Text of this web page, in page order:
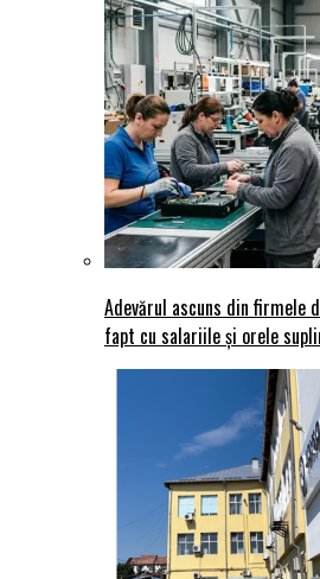
Adevărul ascuns din firmele
fapt cu salariile și orele